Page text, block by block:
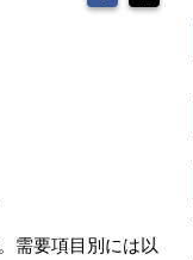
需要項目別には以